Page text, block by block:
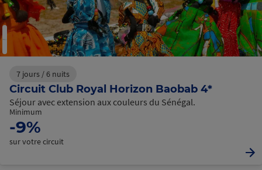
7 jours / 6 nuits
Circuit Club Royal Horizon Baobab 4*
Séjour avec extension aux couleurs du Sénégal.
Minimum
-9%
sur votre circuit